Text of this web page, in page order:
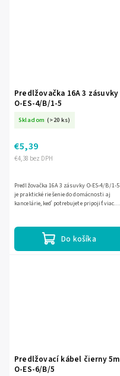
Predlžovačka 16A 3 zásuvky
O-ES-4/B/1-5
Skladom (>20 ks)
€4,38 bez DPH
€5,39
Do košíka
Predlžovačka 16A 3 zásuvky O-ES-4/B/1-5
je praktické riešenie do domácnosti aj
kancelárie, keď potrebujete pripojiť viac
Predlžovací kábel čierny 5m
O-ES-6/B/5